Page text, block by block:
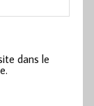
dans le